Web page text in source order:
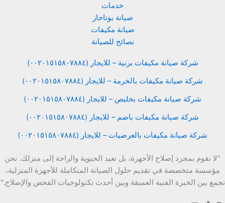
خدمات
صيانة بوتاجاز
صيانة مكيفات
نصائح للصيانة
شركة صيانة مكيفات برنية – للايجار (٠٠٢٠١٥١٥٨٠٧٨٨٤)
شركة صيانة مكيفات بالخرمة – للايجار (٠٠٢٠١٥١٥٨٠٧٨٨٤)
شركة صيانة مكيفات بخليص – للايجار (٠٠٢٠١٥١٥٨٠٧٨٨٤)
شركة صيانة مكيفات باضم – للايجار (٠٠٢٠١٥١٥٨٠٧٨٨٤)
شركة صيانة مكيفات بالعرضيات – للايجار (٠٠٢٠١٥١٥٨٠٧٨٨٤)
"لا نقوم بمجرد إصلاح الأجهزة، بل نعيد الحيوية والراحة إلى منزلك. نحن
مؤسسة متخصصة في تقديم حلول الصيانة المتكاملة للأجهزة المنزلية،
نجمع بين الخبرة الفنية العميقة وبين أحدث تكنولوجيات الفحص والإصلاح."